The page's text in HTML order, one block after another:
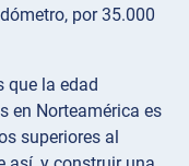
por 35.000
que la edad
en Norteamérica es
superiores al